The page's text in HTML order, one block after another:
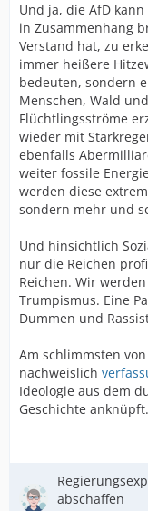
Und ja, die AfD
in Zusammenhang
Verstand hat, zu
immer heißere
bedeuten, sondern
Menschen, Wald
Flüchtlingsströme
wieder mit
ebenfalls
weiter fossile
werden diese
sondern mehr und
Und hinsichtlich
nur die Reichen
Reichen. Wir
Trumpismus. Eine
Dummen und
Am schlimmsten
nachweislich
Ideologie aus dem
Geschichte anknüpft.
abschaffen